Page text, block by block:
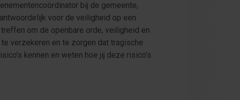
bij de gemeente,
voor de veiligheid op een
om de openbare orde, veiligheid en
verzekeren en te zorgen dat tragische
kennen en weten hoe jij deze risico’s